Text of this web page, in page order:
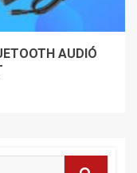
AUDIÓ